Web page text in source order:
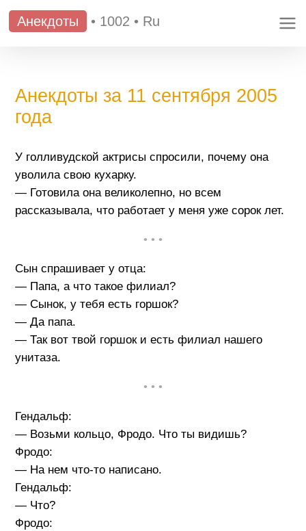
Анекдоты • 1002 • Ru
Анекдоты за 11 сентября 2005
года
У голливудской актрисы спросили, почему она
уволила свою кухарку.
— Готовила она великолепно, но всем
рассказывала, что работает у меня уже сорок лет.
• • •
Сын спрашивает у отца:
— Папа, а что такое филиал?
— Сынок, у тебя есть горшок?
— Да папа.
— Так вот твой горшок и есть филиал нашего
унитаза.
• • •
Гендальф:
— Возьми кольцо, Фродо. Что ты видишь?
Фродо:
— На нем что-то написано.
Гендальф:
— Что?
Фродо: